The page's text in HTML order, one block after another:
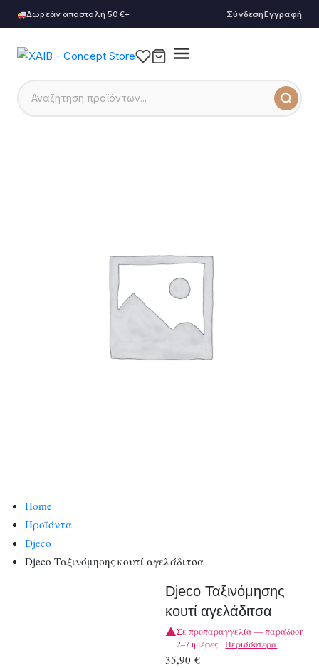
Δωρεάν αποστολή 50€+ ΣύνδεσηΕγγραφή
Home
Προϊόντα
Djeco
Djeco Ταξινόμησης κουτί αγελάδιτσα
Djeco Ταξινόμησης
κουτί αγελάδιτσα
Σε προπαραγγελία — παράδοση
2–7 ημέρες. Περισσότερα
35,90€